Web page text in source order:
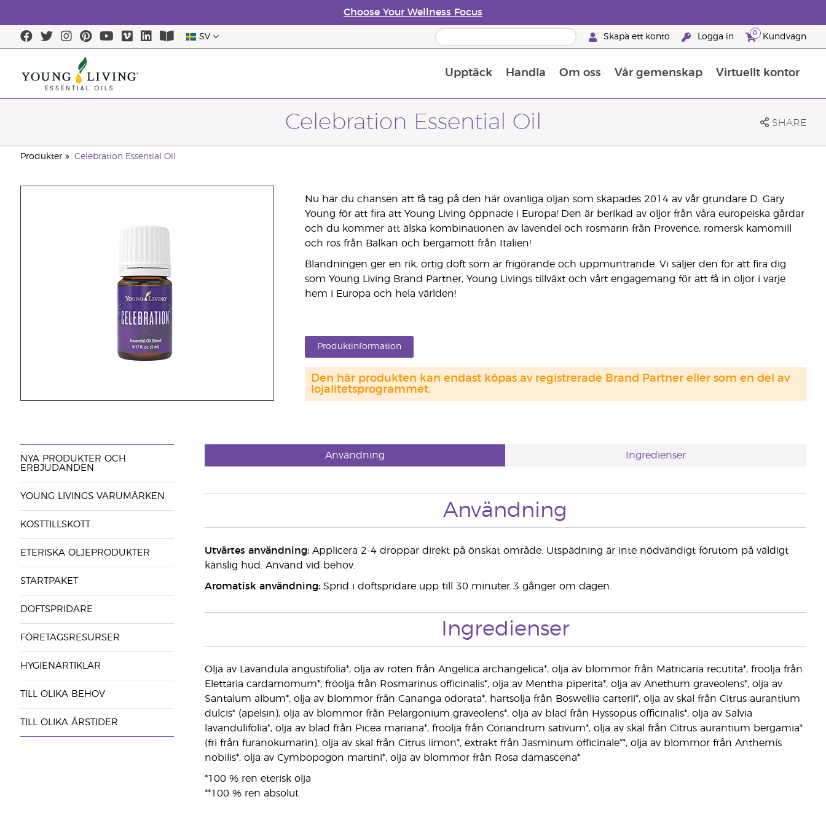
Choose Your Wellness Focus
SV Skapa ett konto Logga in 0 Kundvagn
Upptäck Handla Om oss Vår gemenskap Virtuellt kontor
Celebration Essential Oil SHARE
Produkter Celebration Essential Oil
Nu har du chansen att få tag på den här ovanliga oljan som skapades 2014 av vår grundare D. Gary
Young för att fira att Young Living öppnade i Europa! Den är berikad av oljor från våra europeiska gårdar
och du kommer att älska kombinationen av lavendel och rosmarin från Provence, romersk kamomill
och ros från Balkan och bergamott från Italien!
Blandningen ger en rik, örtig doft som är frigörande och uppmuntrande. Vi säljer den för att fira dig
som Young Living Brand Partner, Young Livings tillväxt och vårt engagemang för att få in oljor i varje
hem i Europa och hela världen!
Produktinformation
Den här produkten kan endast köpas av registrerade Brand Partner eller som en del av
lojalitetsprogrammet.
NYA PRODUKTER OCH
ERBJUDANDEN
YOUNG LIVINGS VARUMÄRKEN
KOSTTILLSKOTT
ETERISKA OLJEPRODUKTER
STARTPAKET
DOFTSPRIDARE
FÖRETAGSRESURSER
HYGIENARTIKLAR
TILL OLIKA BEHOV
TILL OLIKA ÅRSTIDER
Användning Ingredienser
Användning
Utvärtes användning:Applicera 2-4 droppar direkt på önskat område. Utspädning är inte nödvändigt förutom på väldigt
känslig hud. Använd vid behov.
Aromatisk användning:Sprid i doftspridare upp till 30 minuter 3 gånger om dagen.
Ingredienser
Olja av Lavandula angustifolia*, olja av roten från Angelica archangelica*, olja av blommor från Matricaria recutita*, fröolja från
Elettaria cardamomum*, fröolja från Rosmarinus officinalis*, olja av Mentha piperita*, olja av Anethum graveolens*, olja av
Santalum album*, olja av blommor från Cananga odorata*, hartsolja från Boswellia carterii*, olja av skal från Citrus aurantium
dulcis* (apelsin), olja av blommor från Pelargonium graveolens*, olja av blad från Hyssopus officinalis*, olja av Salvia
lavandulifolia*, olja av blad från Picea mariana*, fröolja från Coriandrum sativum*, olja av skal från Citrus aurantium bergamia*
(fri från furanokumarin), olja av skal från Citrus limon*, extrakt från Jasminum officinale**, olja av blommor från Anthemis
nobilis*, olja av Cymbopogon martini*, olja av blommor från Rosa damascena*
*100 % ren eterisk olja
**100 % ren absolut